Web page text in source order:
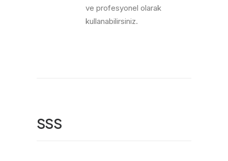
ve profesyonel olarak
kullanabilirsiniz.
SSS